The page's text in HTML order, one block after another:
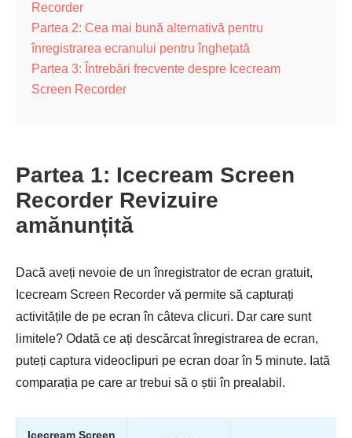
Recorder
Partea 2: Cea mai bună alternativă pentru
înregistrarea ecranului pentru înghețată
Partea 3: Întrebări frecvente despre Icecream
Screen Recorder
Partea 1: Icecream Screen
Recorder Revizuire
amănunțită
Dacă aveți nevoie de un înregistrator de ecran gratuit,
Icecream Screen Recorder vă permite să capturați
activitățile de pe ecran în câteva clicuri. Dar care sunt
limitele? Odată ce ați descărcat înregistrarea de ecran,
puteți captura videoclipuri pe ecran doar în 5 minute. Iată
comparația pe care ar trebui să o știi în prealabil.
Icecream Screen